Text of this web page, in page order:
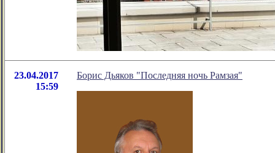
23.04.2017
15:59
Борис Дьяков "Последняя ночь Рамзая"